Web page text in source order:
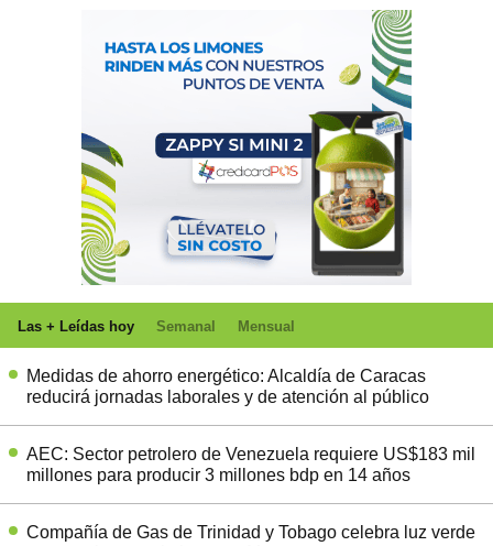
Las + Leídas hoy Semanal Mensual
Medidas de ahorro energético: Alcaldía de Caracas
reducirá jornadas laborales y de atención al público
AEC: Sector petrolero de Venezuela requiere US$183 mil
millones para producir 3 millones bdp en 14 años
Compañía de Gas de Trinidad y Tobago celebra luz verde